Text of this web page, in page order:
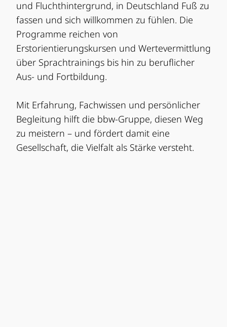
und Fluchthintergrund, in Deutschland Fuß zu
fassen und sich willkommen zu fühlen. Die
Programme reichen von
Erstorientierungskursen und Wertevermittlung
über Sprachtrainings bis hin zu beruflicher
Aus- und Fortbildung.
Mit Erfahrung, Fachwissen und persönlicher
Begleitung hilft die bbw-Gruppe, diesen Weg
zu meistern – und fördert damit eine
Gesellschaft, die Vielfalt als Stärke versteht.